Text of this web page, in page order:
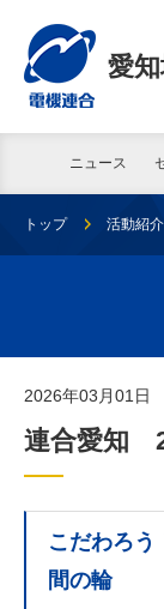
愛
ニュース
トップ 活動紹介
2026年03月01日
連合愛知
こだわろ
間の輪